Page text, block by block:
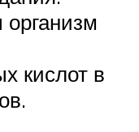
кислот в